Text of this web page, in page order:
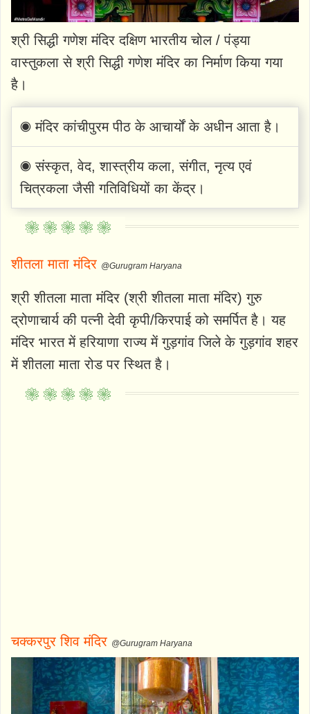
श्री सिद्धी गणेश मंदिर दक्षिण भारतीय चोल / पंड्या
वास्तुकला से श्री सिद्धी गणेश मंदिर का निर्माण किया गया
है।
◉ मंदिर कांचीपुरम पीठ के आचार्यों के अधीन आता है।
◉ संस्कृत, वेद, शास्त्रीय कला, संगीत, नृत्य एवं
चित्रकला जैसी गतिविधियों का केंद्र।
शीतला माता मंदिर @Gurugram Haryana
श्री शीतला माता मंदिर (श्री शीतला माता मंदिर) गुरु
द्रोणाचार्य की पत्नी देवी कृपी/किरपाई को समर्पित है। यह
मंदिर भारत में हरियाणा राज्य में गुड़गांव जिले के गुड़गांव शहर
में शीतला माता रोड पर स्थित है।
चक्करपुर शिव मंदिर @Gurugram Haryana